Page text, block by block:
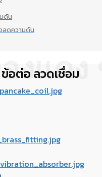
ดัน
ลดความดัน
งแดง
อต่อ ลวดเชื่อม